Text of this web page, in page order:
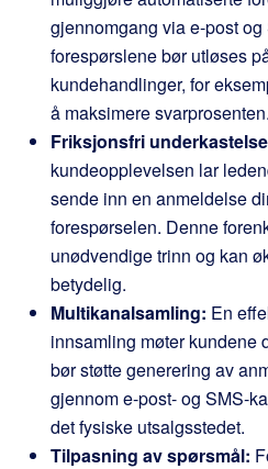
gjennomgang via e-post
forespørslene bør utløses
kundehandlinger, for
å maksimere svarprosenten.
Friksjonsfri
kundeopplevelsen lar
sende inn en anmeldelse
forespørselen. Denne
unødvendige trinn og kan
betydelig.
Multikanalsamling: En
innsamling møter kundene
bør støtte generering av
gjennom e-post- og SMS-
det fysiske utsalgsstedet.
Tilpasning av spørsmål: